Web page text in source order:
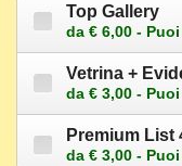
Top Gallery
da € 6,00 -
Vetrina +
da € 3,00 -
Premium List
da € 3,00 -